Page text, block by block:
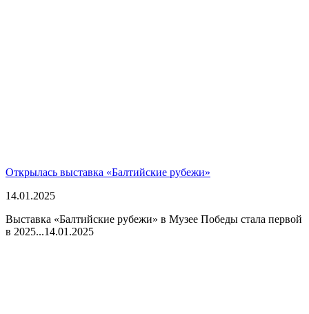
Открылась выставка «Балтийские рубежи»
14.01.2025
Выставка «Балтийские рубежи» в Музее Победы стала первой
в 2025...14.01.2025